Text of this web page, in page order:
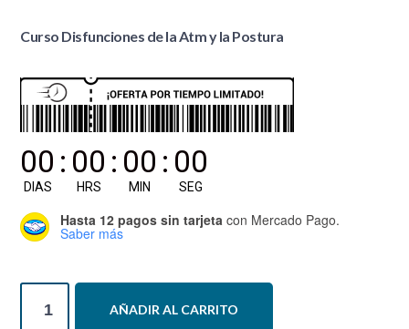
Curso Disfunciones de la Atm y la Postura
00
DIAS
: 00
HRS
: 00
MIN
: 00
SEG
Hasta 12 pagos sin tarjeta con Mercado Pago.
Saber más
Disfunciones
AÑADIR AL CARRITO